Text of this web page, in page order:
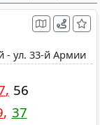
- ул. 33-й Армии
56
37